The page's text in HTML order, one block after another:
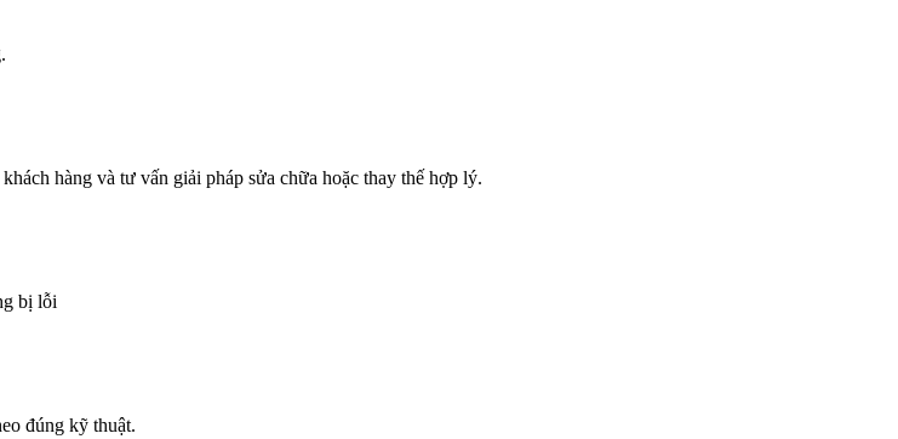
hàng và tư vấn giải pháp sửa chữa hoặc thay thế hợp lý.
bị lỗi
đúng kỹ thuật.